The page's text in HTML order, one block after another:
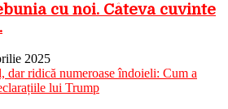
cu noi. Câteva cuvinte
2025